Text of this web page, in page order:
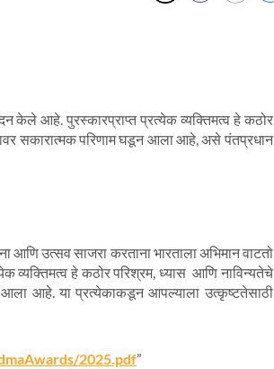
केले आहे. पुरस्कारप्राप्त प्रत्येक व्यक्तिमत्व हे कठोर
सकारात्मक परिणाम घडून आला आहे,असे पंतप्रधान
आणि उत्सव साजरा करताना भारताला अभिमान वाटतो
व्यक्तिमत्व हे कठोर परिश्रम, ध्यास आणि नाविन्यतेचे
आला आहे. या प्रत्येकाकडून आपल्याला उत्कृष्टतेसाठी
2025.pdf”